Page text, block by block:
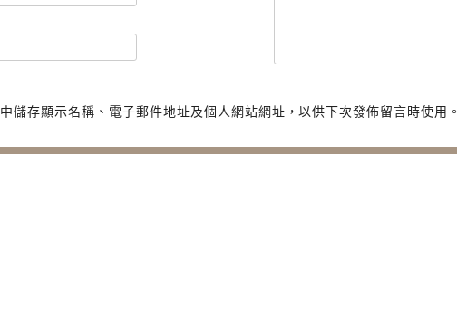
中儲存顯示名稱、電子郵件地址及個人網站網址，以供下次發佈留言時使用。